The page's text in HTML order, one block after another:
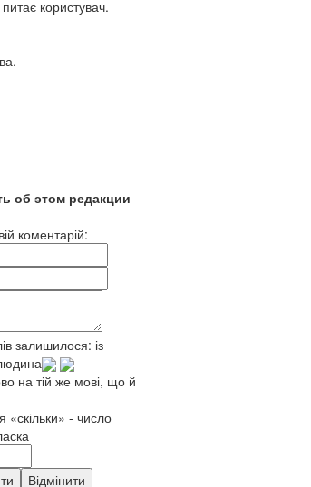
користувач.
об этом редакции
коментарій:
залишилося: із
на тій же мові, що й
«скільки» - число